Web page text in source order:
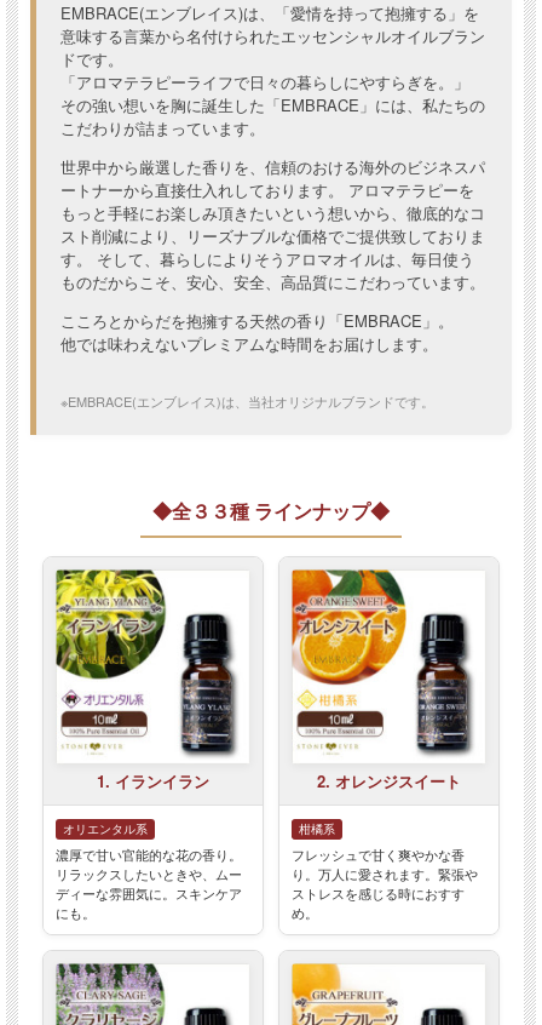
EMBRACE(エンブレイス)は、「愛情を持って抱擁する」を
意味する言葉から名付けられたエッセンシャルオイルブラン
ドです。
「アロマテラピーライフで日々の暮らしにやすらぎを。」
その強い想いを胸に誕生した「EMBRACE」には、私たちの
こだわりが詰まっています。
世界中から厳選した香りを、信頼のおける海外のビジネスパ
ートナーから直接仕入れしております。 アロマテラピーを
もっと手軽にお楽しみ頂きたいという想いから、徹底的なコ
スト削減により、リーズナブルな価格でご提供致しておりま
す。 そして、暮らしによりそうアロマオイルは、毎日使う
ものだからこそ、安心、安全、高品質にこだわっています。
こころとからだを抱擁する天然の香り「EMBRACE」。
他では味わえないプレミアムな時間をお届けします。
※EMBRACE(エンブレイス)は、当社オリジナルブランドです。
◆全３３種 ラインナップ◆
1. イランイラン
オリエンタル系
濃厚で甘い官能的な花の香り。
リラックスしたいときや、ムー
ディーな雰囲気に。スキンケア
にも。
2. オレンジスイート
柑橘系
フレッシュで甘く爽やかな香
り。万人に愛されます。緊張や
ストレスを感じる時におすす
め。